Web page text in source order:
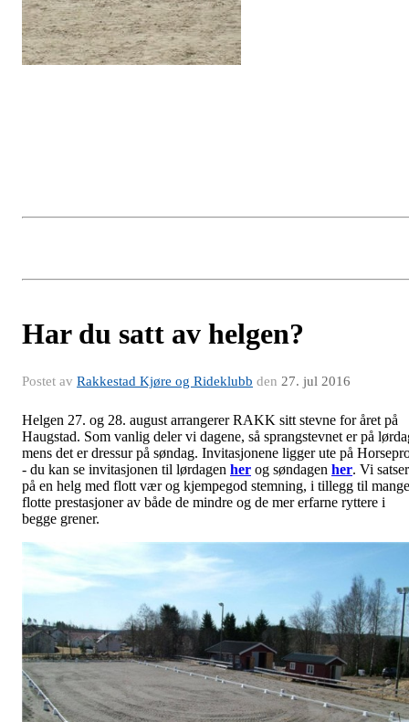
Har du satt av helgen?
Postet av Rakkestad Kjøre og Rideklubb den 27. jul 2016
Helgen 27. og 28. august arrangerer RAKK sitt stevne for året på
Haugstad. Som vanlig deler vi dagene, så sprangstevnet er på
mens det er dressur på søndag. Invitasjonene ligger ute på
- du kan se invitasjonen til lørdagen her og søndagen her. Vi satser
på en helg med flott vær og kjempegod stemning, i tillegg til mange
flotte prestasjoner av både de mindre og de mer erfarne ryttere i
begge grener.